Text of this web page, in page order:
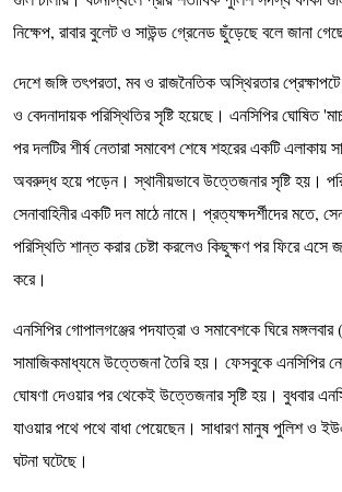
নিক্ষেপ, রাবার বুলেট ও সাউন্ড গ্রেনেড ছুঁড়েছে বলে জানা
দেশে জঙ্গি তৎপরতা, মব ও রাজনৈতিক অস্থিরতার
ও বেদনাদায়ক পরিস্থিতির সৃষ্টি হয়েছে। এনসিপির ঘোষিত
পর দলটির শীর্ষ নেতারা সমাবেশ শেষে শহরের একটি এলাকায়
অবরুদ্ধ হয়ে পড়েন। স্থানীয়ভাবে উত্তেজনার সৃষ্টি হয়।
সেনাবাহিনীর একটি দল মাঠে নামে। প্রত্যক্ষদর্শীদের মতে,
পরিস্থিতি শান্ত করার চেষ্টা করলেও কিছুক্ষণ পর ফিরে এসে
করে।
এনসিপির গোপালগঞ্জের পদযাত্রা ও সমাবেশকে ঘিরে
সামাজিকমাধ্যমে উত্তেজনা তৈরি হয়। ফেসবুকে এনসিপির
ঘোষণা দেওয়ার পর থেকেই উত্তেজনার সৃষ্টি হয়। বুধবার
যাওয়ার পথে পথে বাধা পেয়েছেন। সাধারণ মানুষ পুলিশ ও
ঘটনা ঘটেছে।